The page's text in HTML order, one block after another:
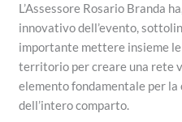
L’Assessore Rosario Branda
innovativo dell’evento,
importante mettere insieme
territorio per creare una rete
elemento fondamentale per
dell’intero comparto.